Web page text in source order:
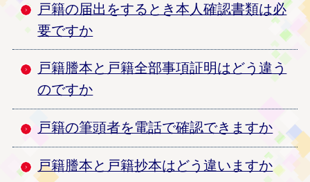
戸籍の届出をするとき本人確認書類は必
要ですか
戸籍謄本と戸籍全部事項証明はどう違う
のですか
戸籍の筆頭者を電話で確認できますか
戸籍謄本と戸籍抄本はどう違いますか